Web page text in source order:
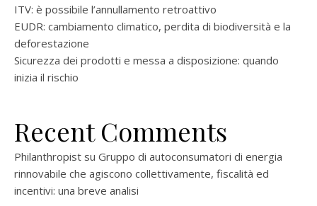
ITV: è possibile l’annullamento retroattivo
EUDR: cambiamento climatico, perdita di biodiversità e la
deforestazione
Sicurezza dei prodotti e messa a disposizione: quando
inizia il rischio
Recent Comments
Philanthropist su Gruppo di autoconsumatori di energia
rinnovabile che agiscono collettivamente, fiscalità ed
incentivi: una breve analisi